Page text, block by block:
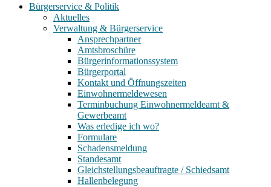
Bürgerservice & Politik
Aktuelles
Verwaltung & Bürgerservice
Ansprechpartner
Amtsbroschüre
Bürgerinformationssystem
Bürgerportal
Kontakt und Öffnungszeiten
Einwohnermeldewesen
Terminbuchung Einwohnermeldeamt &
Gewerbeamt
Was erledige ich wo?
Formulare
Schadensmeldung
Standesamt
Gleichstellungsbeauftragte / Schiedsamt
Hallenbelegung